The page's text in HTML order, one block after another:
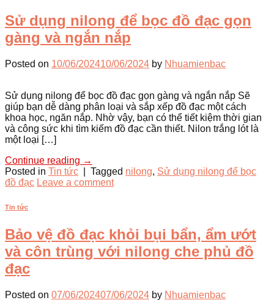
Sử dụng nilong để bọc đồ đạc gọn
gàng và ngắn nắp
Posted on 10/06/202410/06/2024 by Nhuamienbac
Sử dụng nilong để bọc đồ đạc gọn gàng và ngắn nắp Sẽ
giúp bạn dễ dàng phân loại và sắp xếp đồ đạc một cách
khoa học, ngăn nắp. Nhờ vậy, bạn có thể tiết kiệm thời gian
và công sức khi tìm kiếm đồ đạc cần thiết. Nilon trắng lót là
một loại […]
Continue reading →
Posted in Tin tức Tagged nilong, Sử dụng nilong để bọc
đồ đạc Leave a comment
Tin tức
Bảo vệ đồ đạc khỏi bụi bẩn, ẩm ướt
và côn trùng với nilong che phủ đồ
đạc
Posted on 07/06/202407/06/2024 by Nhuamienbac